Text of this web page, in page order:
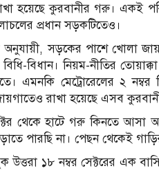
হয়েছে কুরবানীর গরু। একই
প্রধান সড়কটিতেও।
অনুযায়ী, সড়কের পাশে খোলা
বিধান। নিয়ম-নীতির
এমনকি মেট্রোরেলের ২ নম্বর
রাখা হয়েছে এসব
থেকে হাটে গরু কিনতে আসা
পারছি না। পেছন থেকেই
উত্তরা ১৮ নম্বর সেক্টরের এক